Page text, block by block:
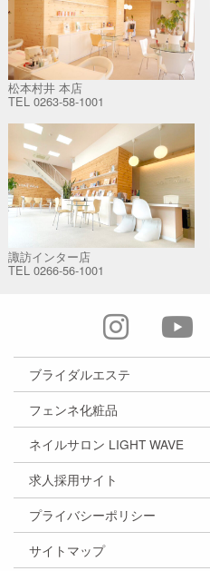
松本村井 本店
TEL 0263-58-1001
諏訪インター店
TEL 0266-56-1001
ブライダルエステ
フェンネ化粧品
ネイルサロン LIGHT WAVE
求人採用サイト
プライバシーポリシー
サイトマップ